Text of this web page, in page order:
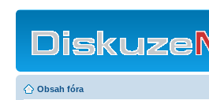
Obsah fóra